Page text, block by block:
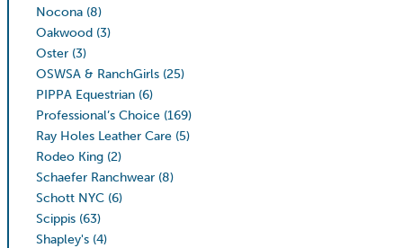
Nocona (8)
Oakwood (3)
Oster (3)
OSWSA & RanchGirls (25)
PIPPA Equestrian (6)
Professional’s Choice (169)
Ray Holes Leather Care (5)
Rodeo King (2)
Schaefer Ranchwear (8)
Schott NYC (6)
Scippis (63)
Shapley's (4)